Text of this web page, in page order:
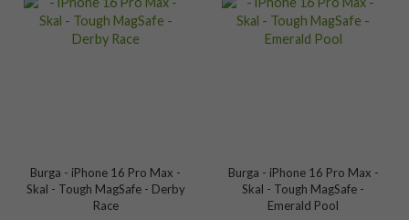
Burga - iPhone 16 Pro Max -
Skal - Tough MagSafe - Derby
Race
Burga - iPhone 16 Pro Max -
Skal - Tough MagSafe -
Emerald Pool